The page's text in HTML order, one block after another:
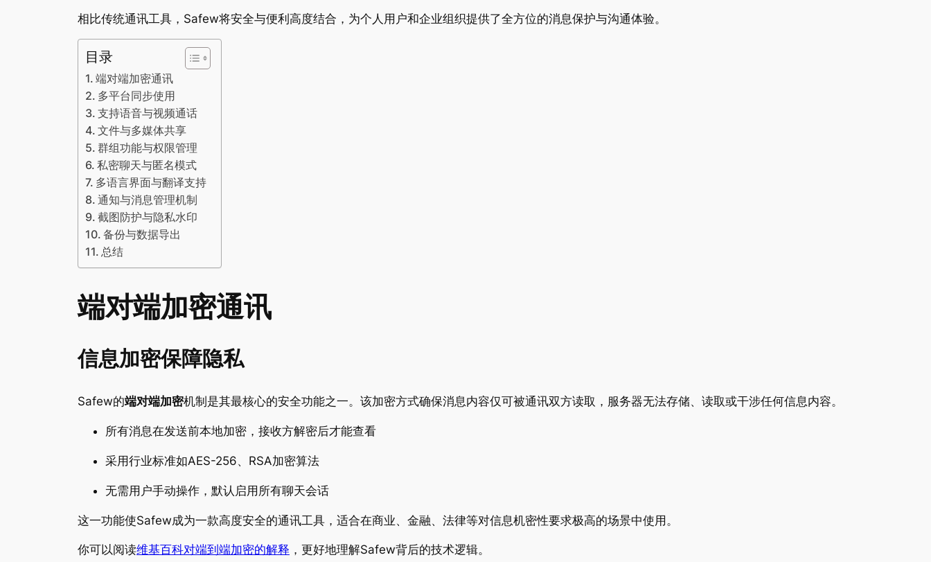
相比传统通讯工具，Safew将安全与便利高度结合，为个人用户和企业组织提供了全方位的消息保护与沟通体验。
目录
端对端加密通讯
多平台同步使用
支持语音与视频通话
文件与多媒体共享
群组功能与权限管理
私密聊天与匿名模式
多语言界面与翻译支持
通知与消息管理机制
截图防护与隐私水印
备份与数据导出
总结
端对端加密通讯
信息加密保障隐私
Safew的端对端加密机制是其最核心的安全功能之一。该加密方式确保消息内容仅可被通讯双方读取，服务器无法存储、读取或干涉任何信息内容。
所有消息在发送前本地加密，接收方解密后才能查看
采用行业标准如AES-256、RSA加密算法
无需用户手动操作，默认启用所有聊天会话
这一功能使Safew成为一款高度安全的通讯工具，适合在商业、金融、法律等对信息机密性要求极高的场景中使用。
你可以阅读维基百科对端到端加密的解释 ，更好地理解Safew背后的技术逻辑。